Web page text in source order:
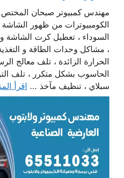
مهندس كمبيوتر صبحان المختص
الكومبيوترات من ظهور الشاشة
السوداء ، تعطيل كرت الشاشة
، مشاكل وحدات الطاقة و
الحرارة الزائدة ، تلف معالج
الحاسوب بشكل متكرر ، تلف
سبلاي ، تنظيف مآخذ ... اقرأ